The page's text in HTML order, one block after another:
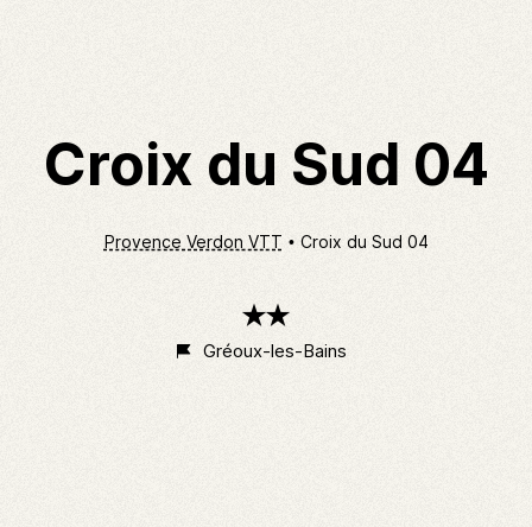
Croix du Sud 04
Provence Verdon VTT Croix du Sud 04
étoiles
Gréoux-les-Bains